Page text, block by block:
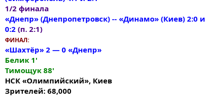
1/2 финала
«Днепр» (Днепропетровск) -- «Динамо» (Киев) 2:0 и
0:2 (п. 2:1)
ФИНАЛ:
«Шахтёр» 2 — 0 «Днепр»
Белик 1'
Тимощук 88'
НСК «Олимпийский», Киев
Зрителей: 68,000